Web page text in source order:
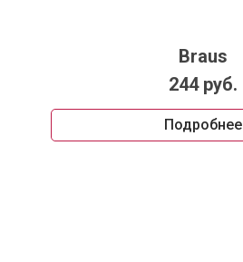
Braus
244 руб.
Подробнее